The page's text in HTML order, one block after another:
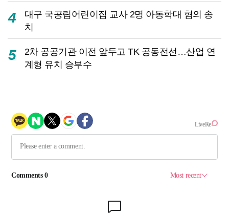
4
대구 국공립어린이집 교사 2명 아동학대 혐의 송
치
5
2차 공공기관 이전 앞두고 TK 공동전선…산업 연
계형 유치 승부수